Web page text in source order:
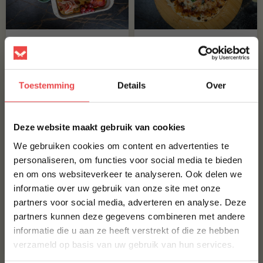
Toestemming Details Over
Deze website maakt gebruik van cookies
We gebruiken cookies om content en advertenties te
personaliseren, om functies voor social media te bieden
en om ons websiteverkeer te analyseren. Ook delen we
informatie over uw gebruik van onze site met onze
partners voor social media, adverteren en analyse. Deze
partners kunnen deze gegevens combineren met andere
informatie die u aan ze heeft verstrekt of die ze hebben
verzameld op basis van uw gebruik van hun services.
recept
Bekijk het recept
Italiaanse
focaccia
Bekijk het recept
pizza
recept
Pizza cheeseburger
recept
Bekijk het recept
over
cheeseburger
Bekijk het recept
over
steak
10% korting op je
eerste bestelling*
Schrijf je in voor onze nieuwsbrief en ontvang direct
10% korting op jouw eerste bestelling.